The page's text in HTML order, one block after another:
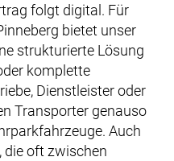
folgt digital. Für
bietet unser
strukturierte Lösung
komplette
Dienstleister oder
Transporter genauso
Auch
die oft zwischen